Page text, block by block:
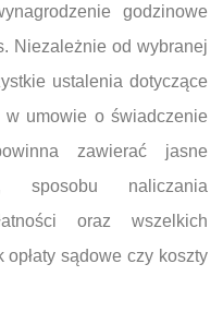
godzinowe
Niezależnie od wybranej
ustalenia dotyczące
w umowie o świadczenie
zawierać jasne
sposobu naliczania
oraz wszelkich
sądowe czy koszty